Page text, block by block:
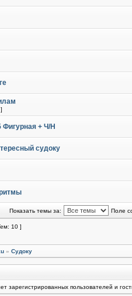
]
Фигурная + Ч/Н
судоку
Показать темы за: Поле
10 ]
» Судоку
зарегистрированных пользователей и